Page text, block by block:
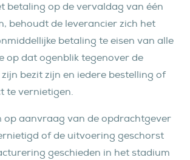
betaling op de vervaldag van één
behoudt de leverancier zich het
betaling te eisen van alle
op dat ogenblik tegenover de
bezit zijn en iedere bestelling of
te vernietigen.
op aanvraag van de opdrachtgever
of de uitvoering geschorst
geschieden in het stadium